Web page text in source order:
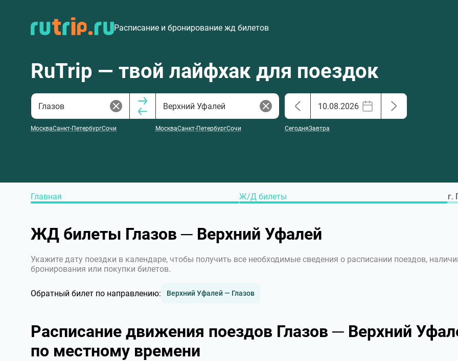
Расписание и бронирование жд билетов
RuTrip — твой лайфхак для поездок
МоскваСанкт-ПетербургСочи МоскваСанкт-ПетербургСочи СегодняЗавтра
Главная Ж/Д билеты г.
ЖД билеты Глазов ─ Верхний Уфалей
Укажите дату поездки в календаре, чтобы получить все необходимые сведения о расписании поездов,
бронирования или покупки билетов.
Обратный билет по направлению: Верхний Уфалей — Глазов
Расписание движения поездов Глазов ─ Верхний
по местному времени